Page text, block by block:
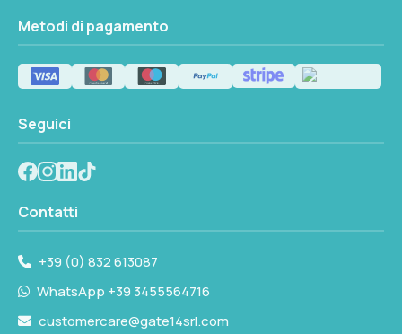
dell'immagine. Chi privilegia la qualità ottica
su tutto il campo visivo può valutare il modello
P1045030. Il P1045000 rimane comunque una
scelta funzionale per chi cerca uno strumento
affidabile a bordo a un rapporto
prestazioni/prezzo equilibrato.
Metodi di pagamento
Seguici
Contatti
+39 (0) 832 613087
WhatsApp +39 3455564716
customercare@gate14srl.com